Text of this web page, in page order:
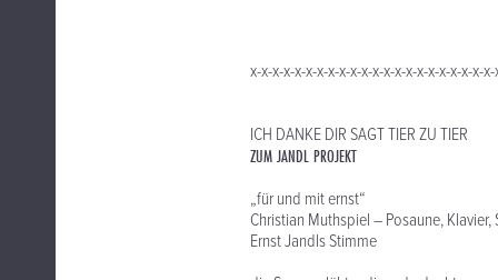
x-x-x-x-x-x-x-x-x-x-x-x-x-x-x-x-x-x-x-x-x-
ICH DANKE DIR SAGT TIER ZU TIER
ZUM JANDL PROJEKT
„für und mit ernst“
Christian Muthspiel – Posaune, Klavier,
Ernst Jandls Stimme